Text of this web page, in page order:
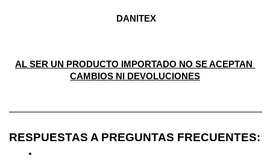
DANITEX
AL SER UN PRODUCTO IMPORTADO NO SE ACEPTAN
CAMBIOS NI DEVOLUCIONES
————————————————————————————
RESPUESTAS A PREGUNTAS FRECUENTES: